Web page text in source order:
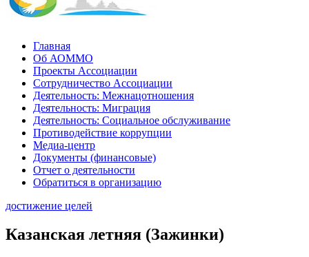
Главная
Об АОММО
Проекты Ассоциации
Сотрудничество Ассоциации
Деятельность: Межнацотношения
Деятельность: Миграция
Деятельность: Социальное обслуживание
Противодействие коррупции
Медиа-центр
Документы (финансовые)
Отчет о деятельности
Обратиться в организацию
достижение целей
Казанская летняя (Зажинки)